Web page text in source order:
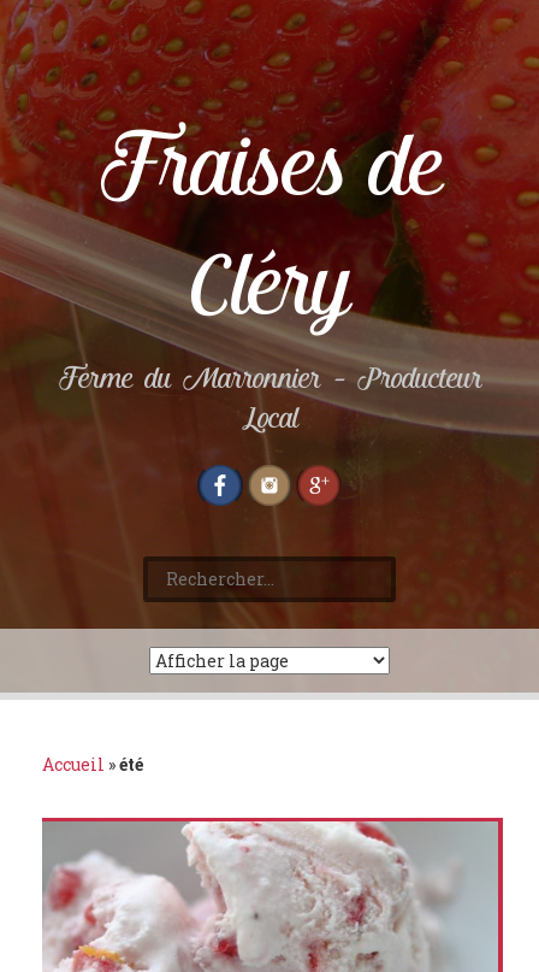
Fraises de
Cléry
Ferme du Marronnier – Producteur
Local
Rechercher :
Accueil »été